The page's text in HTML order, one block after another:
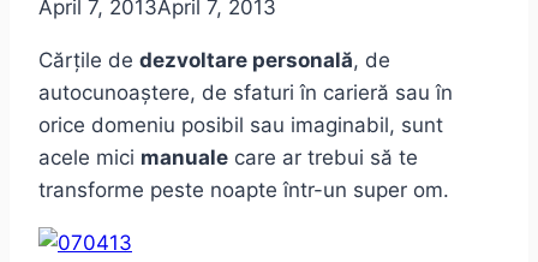
April 7, 2013April 7, 2013
Cărțile de dezvoltare personală, de
autocunoaștere, de sfaturi în carieră sau în
orice domeniu posibil sau imaginabil, sunt
acele mici manuale care ar trebui să te
transforme peste noapte într-un super om.